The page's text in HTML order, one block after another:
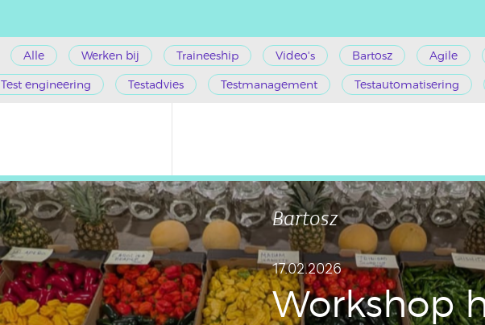
Alle Werken bij Traineeship Video's Bartosz Agile
Test engineering Testadvies Testmanagement Testautomatisering
Bartosz
17.02.2026
Work­shop